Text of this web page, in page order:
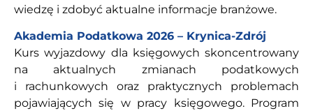
wiedzę i zdobyć aktualne informacje branżowe.
Akademia Podatkowa 2026 – Krynica-Zdrój
Kurs wyjazdowy dla księgowych skoncentrowany
na aktualnych zmianach podatkowych
i rachunkowych oraz praktycznych problemach
pojawiających się w pracy księgowego. Program